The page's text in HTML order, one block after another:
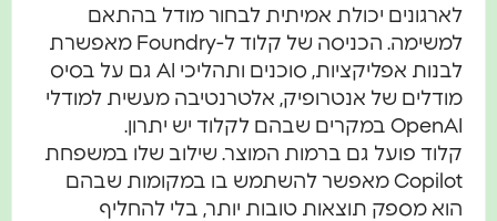
לארגונים יכולת אמיתית לבחור מודל בהתאם
למשימה. הכניסה של קלוד ל-Foundry מאפשרת
לבנות אפליקציות, סוכנים ותהליכי AI גם על בסיס
מודלים של אנטרופיק, אלטרנטיבה מעשית למודלי
OpenAI במקרים שבהם לקלוד יש יתרון.
קלוד פועל גם ברמות המוצר. שילוב שלו במשפחת
Copilot מאפשר להשתמש בו במקומות שבהם
הוא מספק תוצאות טובות יותר, בלי להחליף